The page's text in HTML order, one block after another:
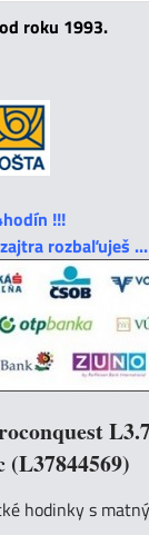
roku 1993.
!!!
rozbaľuješ ...
(L37844569)
hodinky s